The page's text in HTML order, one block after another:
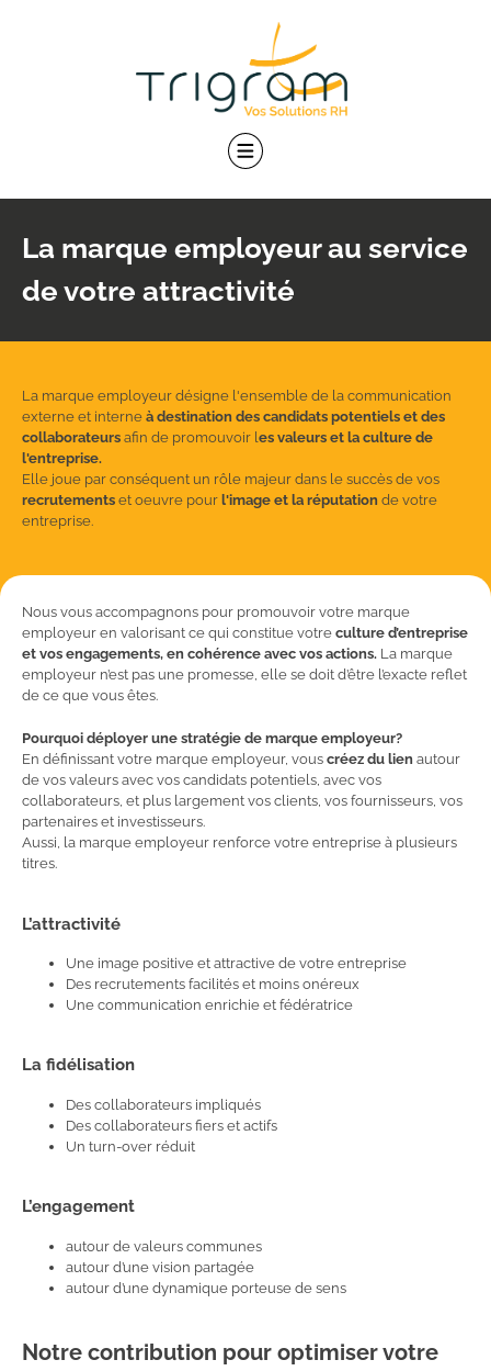
La marque employeur au service
de votre attractivité
La marque employeur désigne l'ensemble de la communication
externe et interne à destination des candidats potentiels et des
collaborateurs afin de promouvoir l es valeurs et la culture de
l'entreprise.
Elle joue par conséquent un rôle majeur dans le succès de vos
recrutements et oeuvre pour l'image et la réputation de votre
entreprise.
Nous vous accompagnons pour promouvoir votre marque
employeur en valorisant ce qui constitue votre culture d’entreprise
et vos engagements, en cohérence avec vos actions. La marque
employeur n’est pas une promesse, elle se doit d’être l’exacte reflet
de ce que vous êtes.
Pourquoi déployer une stratégie de marque employeur?
En définissant votre marque employeur, vous créez du lien autour
de vos valeurs avec vos candidats potentiels, avec vos
collaborateurs, et plus largement vos clients, vos fournisseurs, vos
partenaires et investisseurs.
Aussi, la marque employeur renforce votre entreprise à plusieurs
titres.
L’attractivité
Une image positive et attractive de votre entreprise
Des recrutements facilités et moins onéreux
Une communication enrichie et fédératrice
La fidélisation
Des collaborateurs impliqués
Des collaborateurs fiers et actifs
Un turn-over réduit
L’engagement
autour de valeurs communes
autour d’une vision partagée
autour d’une dynamique porteuse de sens
Notre contribution pour optimiser votre